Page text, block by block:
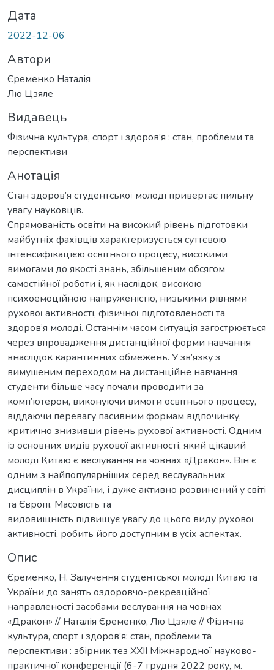
Дата
2022-12-06
Автори
Єременко Наталія
Лю Цзяле
Видавець
Фізична культура, спорт і здоров’я : стан, проблеми та
перспективи
Анотація
Стан здоров’я студентської молоді привертає пильну
увагу науковців.
Спрямованість освіти на високий рівень підготовки
майбутніх фахівців характеризується суттєвою
інтенсифікацією освітнього процесу, високими
вимогами до якості знань, збільшеним обсягом
самостійної роботи і, як наслідок, високою
психоемоційною напруженістю, низькими рівнями
рухової активності, фізичної підготовленості та
здоров’я молоді. Останнім часом ситуація загострюється
через впровадження дистанційної форми навчання
внаслідок карантинних обмежень. У зв’язку з
вимушеним переходом на дистанційне навчання
студенти більше часу почали проводити за
комп’ютером, виконуючи вимоги освітнього процесу,
віддаючи перевагу пасивним формам відпочинку,
критично знизивши рівень рухової активності. Одним
із основних видів рухової активності, який цікавий
молоді Китаю є веслування на човнах «Дракон». Він є
одним з найпопулярніших серед веслувальних
дисциплін в України, і дуже активно розвинений у світі
та Європі. Масовість та
видовищність підвищує увагу до цього виду рухової
активності, робить його доступним в усіх аспектах.
Опис
Єременко, Н. Залучення студентської молоді Китаю та
України до занять оздоровчо-рекреаційної
направленості засобами веслування на човнах
«Дракон» // Наталія Єременко, Лю Цзяле // Фізична
культура, спорт і здоров’я: стан, проблеми та
перспективи : збірник тез XXІI Міжнародної науково-
практичної конференції (6-7 грудня 2022 року, м.